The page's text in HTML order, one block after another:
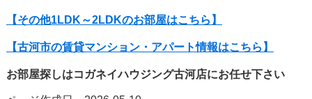
【その他1LDK～2LDKのお部屋はこちら】
【古河市の賃貸マンション・アパート情報はこちら】
お部屋探しはコガネイハウジング古河店にお任せ下さい